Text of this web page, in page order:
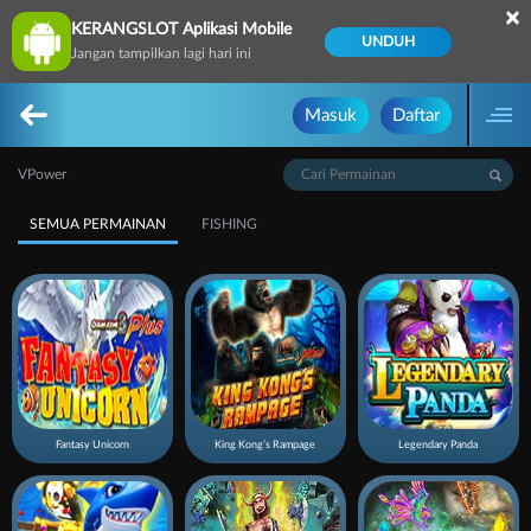
KERANGSLOT Aplikasi Mobile
Jangan tampilkan lagi hari ini
UNDUH
×
Masuk Daftar
VPower
SEMUA PERMAINAN FISHING
Fantasy Unicorn King Kong’s Rampage Legendary Panda